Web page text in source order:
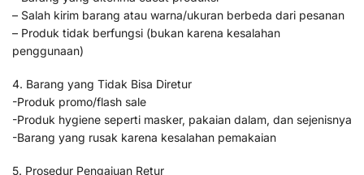
– Salah kirim barang atau warna/ukuran berbeda dari pesanan
– Produk tidak berfungsi (bukan karena kesalahan
penggunaan)
4. Barang yang Tidak Bisa Diretur
-Produk promo/flash sale
-Produk hygiene seperti masker, pakaian dalam, dan sejenisnya
-Barang yang rusak karena kesalahan pemakaian
5. Prosedur Pengajuan Retur